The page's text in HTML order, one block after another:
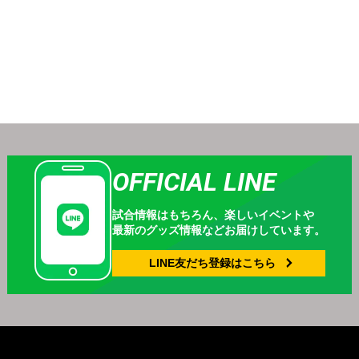
OFFICIAL LINE
試合情報はもちろん、 楽しいイベントや
最新のグッズ情報などお届けしています。
LINE友だち登録はこちら